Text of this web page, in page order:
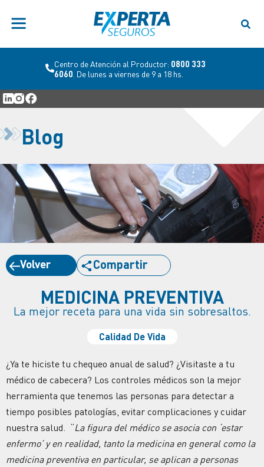
Centro de Atención al Productor: 0800 333
6060 . De lunes a viernes de 9 a 18 hs.
Blog
Volver Compartir
MEDICINA PREVENTIVA
La mejor receta para una vida sin sobresaltos.
Calidad De Vida
¿Ya te hiciste tu chequeo anual de salud? ¿Visitaste a tu
médico de cabecera? Los controles médicos son la mejor
herramienta que tenemos las personas para detectar a
tiempo posibles patologías, evitar complicaciones y cuidar
nuestra salud. “La figura del médico se asocia con ‘estar
enfermo’ y en realidad, tanto la medicina en general como la
medicina preventiva en particular, se aplican a personas